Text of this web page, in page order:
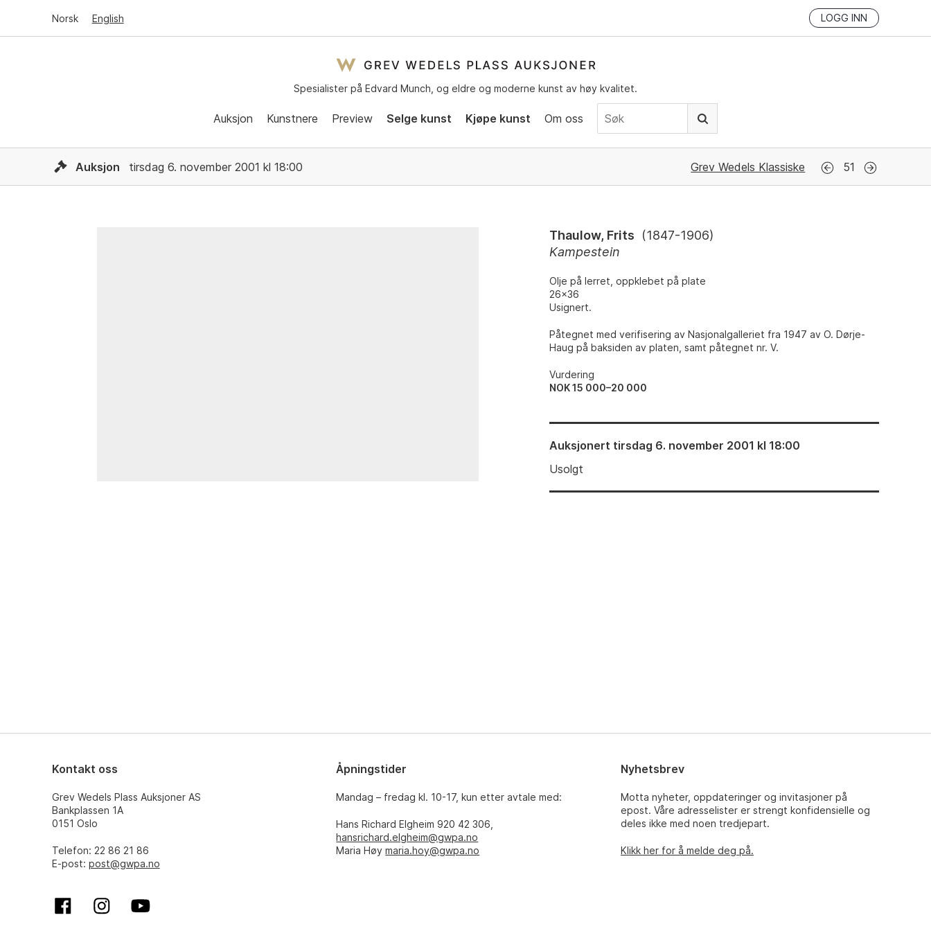
Norsk English LOGG INN
Spesialister på Edvard Munch, og eldre og moderne kunst av høy kvalitet.
Auksjon Kunstnere Preview Selge kunst Kjøpe kunst Om oss
Auksjon tirsdag 6. november 2001 kl 18:00 Grev Wedels Klassiske 51
Thaulow, Frits (1847-1906)
Kampestein
Olje på lerret, oppklebet på plate
26x36
Usignert.
Påtegnet med verifisering av Nasjonalgalleriet fra 1947 av O. Dørje-
Haug på baksiden av platen, samt påtegnet nr. V.
Vurdering
NOK 15 000–20 000
Auksjonert tirsdag 6. november 2001 kl 18:00
Usolgt
Kontakt oss
Grev Wedels Plass Auksjoner AS
Bankplassen 1A
0151 Oslo
Telefon: 22 86 21 86
E-post: post@gwpa.no
Åpningstider
Mandag – fredag kl. 10-17, kun etter avtale med:
Hans Richard Elgheim 920 42 306,
hansrichard.elgheim@gwpa.no
Maria Høymaria.hoy@gwpa.no
Nyhetsbrev
Motta nyheter, oppdateringer og invitasjoner på
epost. Våre adresselister er strengt konfidensielle og
deles ikke med noen tredjepart.
Klikk her for å melde deg på.